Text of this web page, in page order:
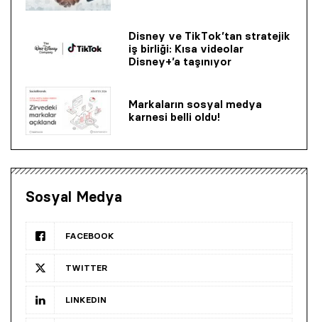
Disney ve TikTok’tan stratejik
iş birliği: Kısa videolar
Disney+’a taşınıyor
Markaların sosyal medya
karnesi belli oldu!
Sosyal Medya
FACEBOOK
TWITTER
LINKEDIN